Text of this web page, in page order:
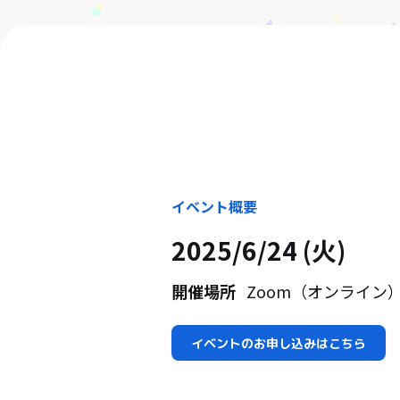
イベント概要
2025/6/24 (火)
開催場所 Zoom（オンライン
イベントのお申し込みはこちら